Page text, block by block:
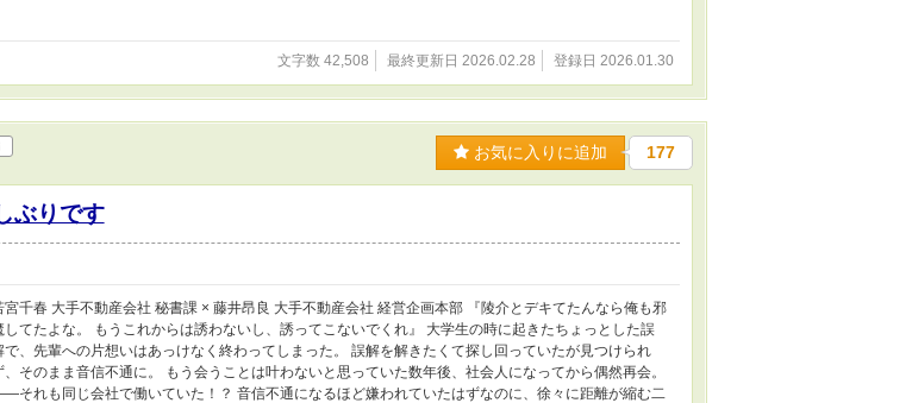
文字数 42,508 最終更新日 2026.02.28 登録日 2026.01.30
お気に入りに追加 177
ぶりです
宮千春 大手不動産会社 秘書課 × 藤井昂良 大手不動産会社 経営企画本部 『陵介とデキてたんなら俺も邪
してたよな。 もうこれからは誘わないし、誘ってこないでくれ』 大学生の時に起きたちょっとした誤
で、先輩への片想いはあっけなく終わってしまった。 誤解を解きたくて探し回っていたが見つけられ
、そのまま音信不通に。 もう会うことは叶わないと思っていた数年後、社会人になってから偶然再会。
それも同じ会社で働いていた！？ 音信不通になるほど嫌われていたはずなのに、徐々に距離が縮む二